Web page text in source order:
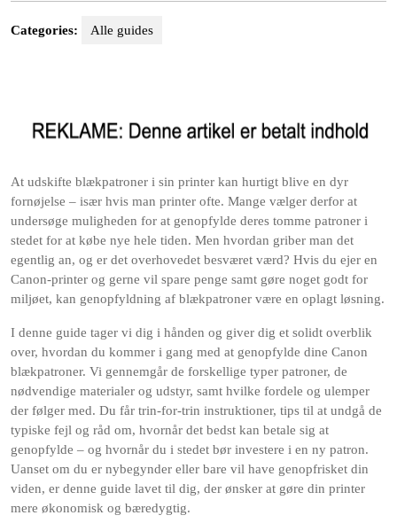
Categories: Alle guides
At udskifte blækpatroner i sin printer kan hurtigt blive en dyr
fornøjelse – især hvis man printer ofte. Mange vælger derfor at
undersøge muligheden for at genopfylde deres tomme patroner i
stedet for at købe nye hele tiden. Men hvordan griber man det
egentlig an, og er det overhovedet besværet værd? Hvis du ejer en
Canon-printer og gerne vil spare penge samt gøre noget godt for
miljøet, kan genopfyldning af blækpatroner være en oplagt løsning.
I denne guide tager vi dig i hånden og giver dig et solidt overblik
over, hvordan du kommer i gang med at genopfylde dine Canon
blækpatroner. Vi gennemgår de forskellige typer patroner, de
nødvendige materialer og udstyr, samt hvilke fordele og ulemper
der følger med. Du får trin-for-trin instruktioner, tips til at undgå de
typiske fejl og råd om, hvornår det bedst kan betale sig at
genopfylde – og hvornår du i stedet bør investere i en ny patron.
Uanset om du er nybegynder eller bare vil have genopfrisket din
viden, er denne guide lavet til dig, der ønsker at gøre din printer
mere økonomisk og bæredygtig.